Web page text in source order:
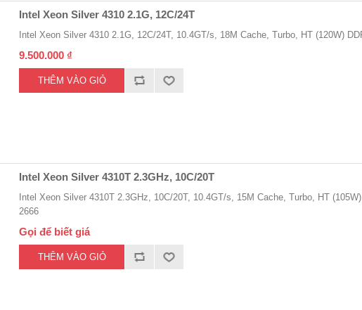
Intel Xeon Silver 4310 2.1G, 12C/24T
Intel Xeon Silver 4310 2.1G, 12C/24T, 10.4GT/s, 18M Cache, Turbo, HT (120W)
9.500.000 ₫
Intel Xeon Silver 4310T 2.3GHz, 10C/20T
Intel Xeon Silver 4310T 2.3GHz, 10C/20T, 10.4GT/s, 15M Cache, Turbo, HT
2666
Gọi để biết giá